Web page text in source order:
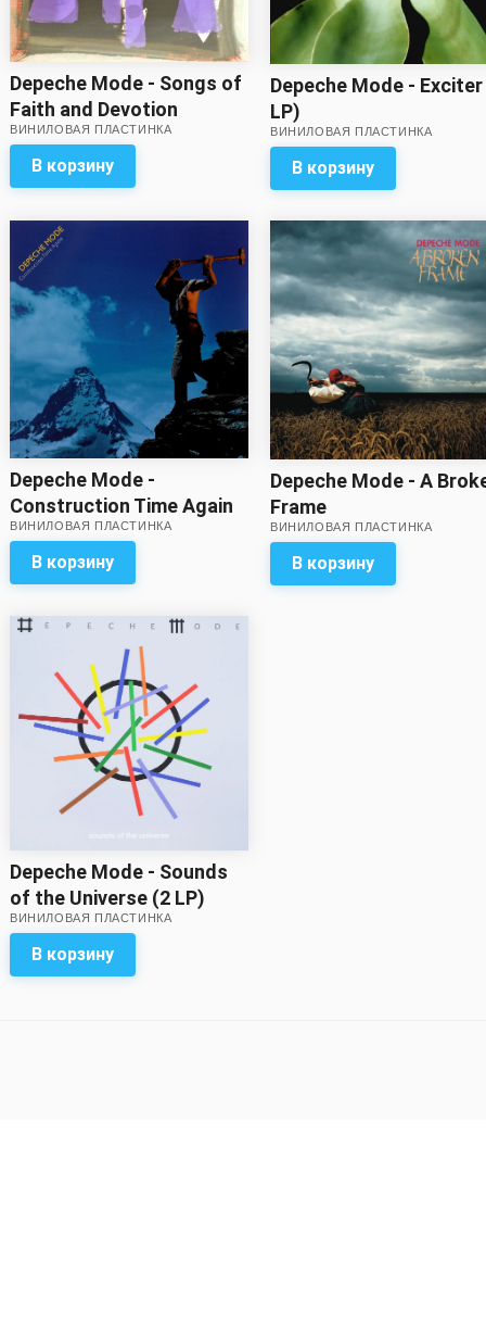
Depeche Mode - Songs of
Faith and Devotion
ВИНИЛОВАЯ ПЛАСТИНКА
В корзину
Depeche Mode -
LP)
ВИНИЛОВАЯ ПЛАСТИНКА
В корзину
Depeche Mode -
Construction Time Again
ВИНИЛОВАЯ ПЛАСТИНКА
В корзину
Depeche Mode - A
Frame
ВИНИЛОВАЯ ПЛАСТИНКА
В корзину
Depeche Mode - Sounds
of the Universe (2 LP)
ВИНИЛОВАЯ ПЛАСТИНКА
В корзину